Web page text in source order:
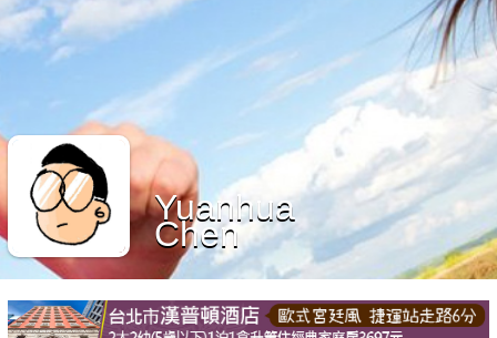
最新留言
商家合作
推薦景點
Yuanhua
Chen